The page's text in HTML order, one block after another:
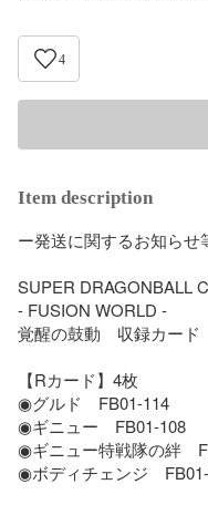
4
Item description
ー発送に関するお知ら
SUPER DRAGONBALL
- FUSION WORLD -
覚醒の鼓動　収録カード
【Rカード】4枚
◉グルド　FB01-114
◉ギニュー　FB01-108
◉ギニュー特戦隊の絆　
◉ボディチェンジ　